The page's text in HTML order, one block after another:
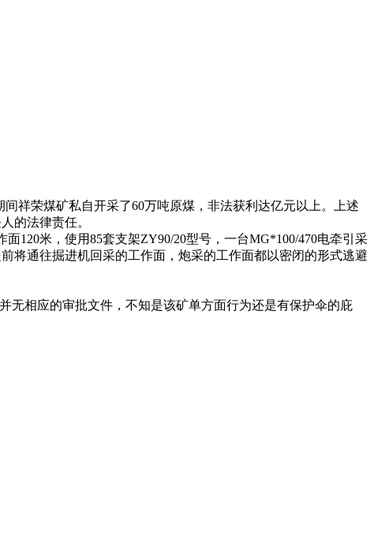
祥荣煤矿私自开采了60万吨原煤，非法获利达亿元以上。上述
的法律责任。
120米，使用85套支架ZY90/20型号，一台MG*100/470电牵引采
将通往掘进机回采的工作面，炮采的工作面都以密闭的形式逃避
无相应的审批文件，不知是该矿单方面行为还是有保护伞的庇